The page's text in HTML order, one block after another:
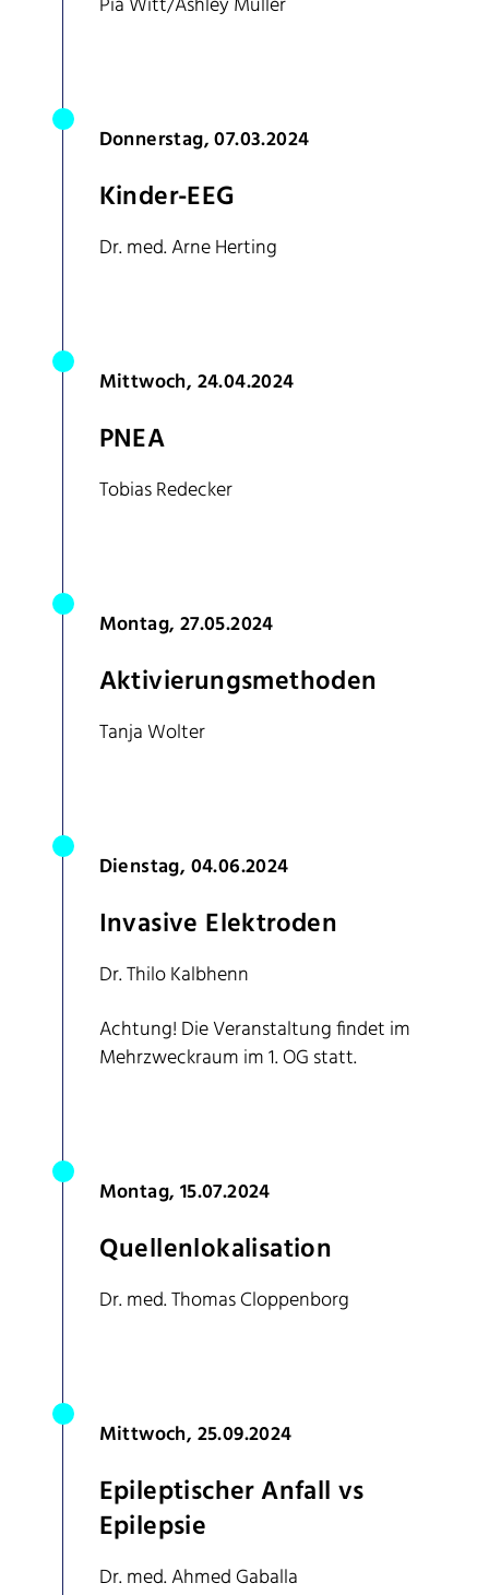
Donnerstag, 07.03.2024
Kinder-EEG
Dr. med. Arne Herting
Mittwoch, 24.04.2024
PNEA
Tobias Redecker
Montag, 27.05.2024
Aktivierungsmethoden
Tanja Wolter
Dienstag, 04.06.2024
Invasive Elektroden
Dr. Thilo Kalbhenn
Achtung! Die Veranstaltung findet im
Mehrzweckraum im 1. OG statt.
Montag, 15.07.2024
Quellenlokalisation
Dr. med. Thomas Cloppenborg
Mittwoch, 25.09.2024
Epileptischer Anfall vs
Epilepsie
Dr. med. Ahmed Gaballa